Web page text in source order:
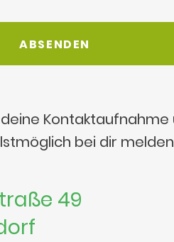
Kontaktaufnahme
bei dir
49